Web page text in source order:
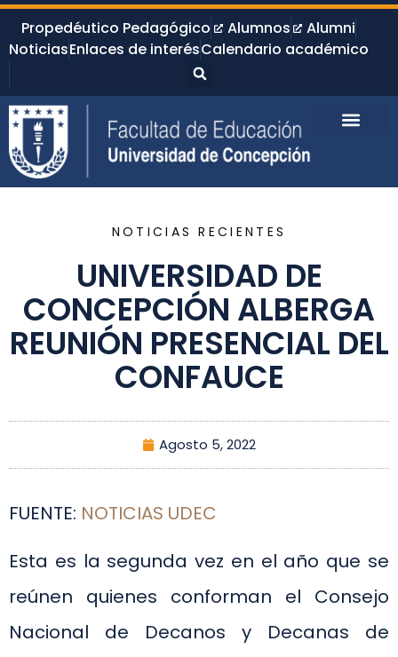
Propedéutico Pedagógico Alumnos
Alumni
NoticiasEnlaces de interésCalendario académico
NOTICIAS RECIENTES
UNIVERSIDAD DE
CONCEPCIÓN ALBERGA
REUNIÓN PRESENCIAL DEL
CONFAUCE
Agosto 5, 2022
FUENTE: NOTICIAS UDEC
Esta es la segunda vez en el año que se
reúnen quienes conforman el Consejo
Nacional de Decanos y Decanas de